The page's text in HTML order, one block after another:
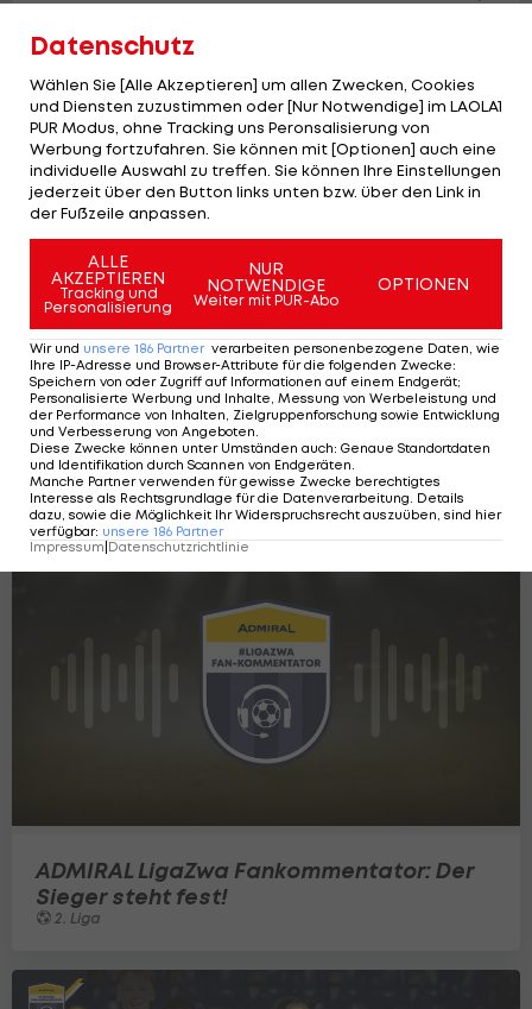
Kommentiert ER die SV Ried zum
Aufstieg?
2. Liga
ADMIRAL LigaZwa Fankommentator: Der
Sieger steht fest!
2. Liga
Datenschutz
Wählen Sie [Alle Akzeptieren] um allen Zwecken, Cookies
und Diensten zuzustimmen oder [Nur Notwendige] im LAOLA1
PUR Modus, ohne Tracking uns Peronsalisierung von
Werbung fortzufahren. Sie können mit [Optionen] auch eine
individuelle Auswahl zu treffen. Sie können Ihre Einstellungen
jederzeit über den Button links unten bzw. über den Link in
der Fußzeile anpassen.
ALLE
AKZEPTIEREN
Tracking und
Personalisierung
NUR
NOTWENDIGE
Weiter mit PUR-Abo
OPTIONEN
Wir und unsere 186 Partner verarbeiten personenbezogene Daten, wie
Ihre IP-Adresse und Browser-Attribute für die folgenden Zwecke:
Speichern von oder Zugriff auf Informationen auf einem Endgerät;
Personalisierte Werbung und Inhalte, Messung von Werbeleistung und
der Performance von Inhalten, Zielgruppenforschung sowie Entwicklung
und Verbesserung von Angeboten
Diese Zwecke können unter Umständen auch: Genaue Standortdaten
und Identifikation durch Scannen von Endgeräten
Manche Partner verwenden für gewisse Zwecke berechtigtes
Interesse als Rechtsgrundlage für die Datenverarbeitung. Details
dazu, sowie die Möglichkeit Ihr Widerspruchsrecht auszuüben, sind hier
verfügbar: unsere 186 Partner
Impressum|Datenschutzrichtlinie